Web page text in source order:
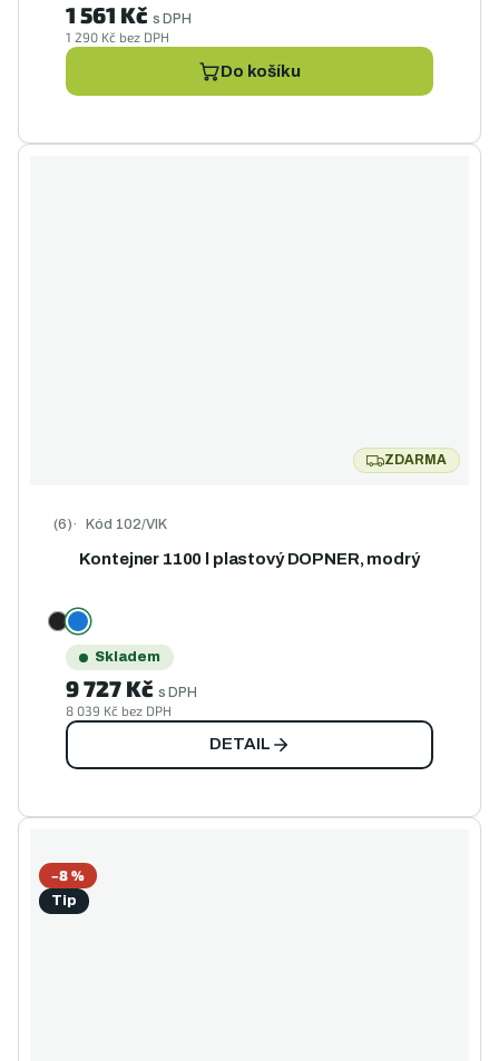
1 290 Kč bez DPH
1 561 Kč s DPH
Do košíku
ZDARMA
ZDARMA
Kontejner 1100 l plastový DOPNER, modrý
Průměrné hodnocení produktu je 5,0 z 5 hvězdiček.
Kód 102/VIK
Skladem
8 039 Kč bez DPH
9 727 Kč s DPH
DETAIL
–8 %
Tip